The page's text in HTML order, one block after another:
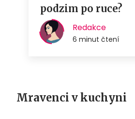
Mravenci v kuchyni